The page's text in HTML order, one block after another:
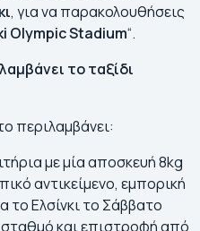
, για να παρακολουθήσεις
Olympic Stadium“.
τοταξίδι
περιλαμβάνει:
με μία αποσκευή 8kg
αντικείμενο, εμπορική
το Ελσίνκι το Σάββατο
σταθμό και επιστροφή από